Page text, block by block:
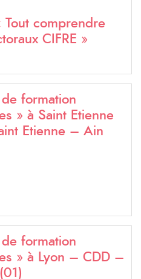
Tout comprendre
CIFRE »
formation
» à Saint Etienne
Etienne – Ain
formation
» à Lyon – CDD –